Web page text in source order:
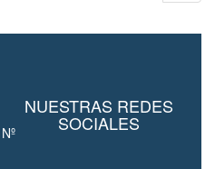
NUESTRAS REDES
SOCIALES